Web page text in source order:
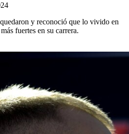
y reconoció que lo vivido en
fuertes en su carrera.